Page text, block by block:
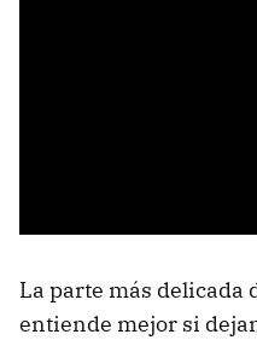
La parte más delicada
entiende mejor si